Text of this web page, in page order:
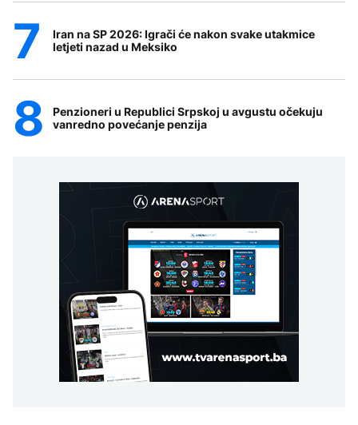
Iran na SP 2026: Igrači će nakon svake utakmice
letjeti nazad u Meksiko
Penzioneri u Republici Srpskoj u avgustu očekuju
vanredno povećanje penzija